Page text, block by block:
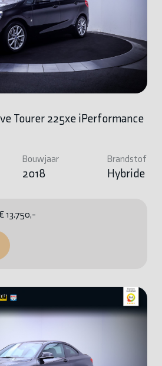
Tourer 225xe iPerformance
Bouwjaar
2018
Brandstof
Hybride
13.750,-